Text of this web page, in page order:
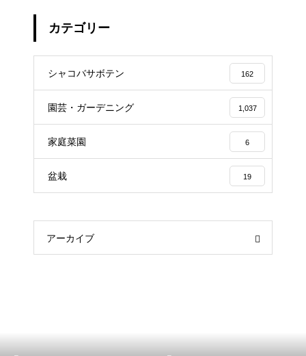
カテゴリー
シャコバサボテン 162
園芸・ガーデニング 1,037
家庭菜園 6
盆栽 19
アーカイブ